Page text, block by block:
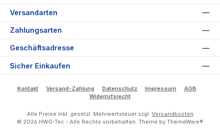
Versandarten
Zahlungsarten
Geschäftsadresse
Sicher Einkaufen
Kontakt Versand-Zahlung Datenschutz Impressum
AGB
Widerrufsrecht
Alle Preise inkl. gesetzl. Mehrwertsteuer zzgl. Versandkosten
© 2026 HWG-Tec - Alle Rechte vorbehalten. Theme by ThemeWare®